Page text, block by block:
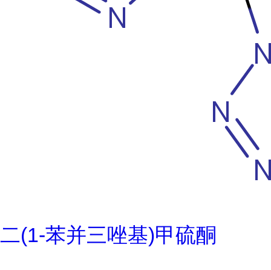
二(1-苯并三唑基)甲硫酮